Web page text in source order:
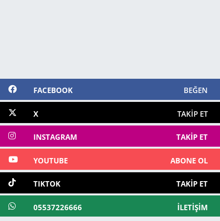
FACEBOOK BEĞEN
X TAKIP ET
INSTAGRAM TAKIP ET
YOUTUBE ABONE OL
TIKTOK TAKIP ET
05537226666 İLETIŞIM